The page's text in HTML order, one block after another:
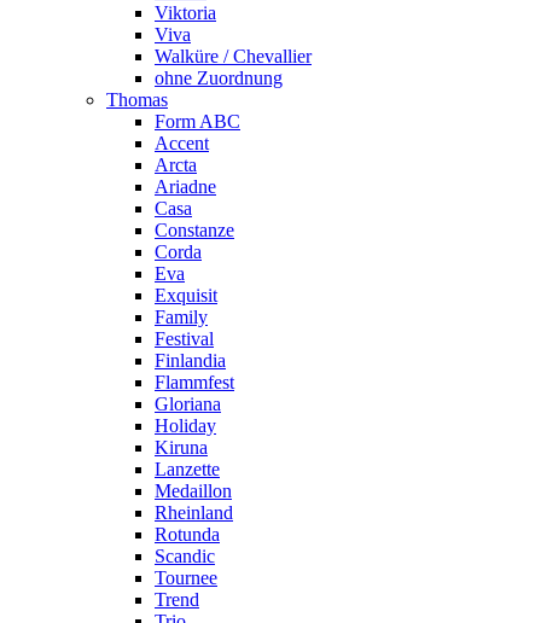
Viktoria
Viva
Walküre / Chevallier
ohne Zuordnung
Thomas
Form ABC
Accent
Arcta
Ariadne
Casa
Constanze
Corda
Eva
Exquisit
Family
Festival
Finlandia
Flammfest
Gloriana
Holiday
Kiruna
Lanzette
Medaillon
Rheinland
Rotunda
Scandic
Tournee
Trend